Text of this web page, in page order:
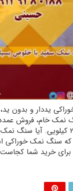
یددار و بدون
نمک خام، فروش
عمده نمک کیسه ۲۵ کیلویی.
سنگ نمک خوراکی
خرید شما